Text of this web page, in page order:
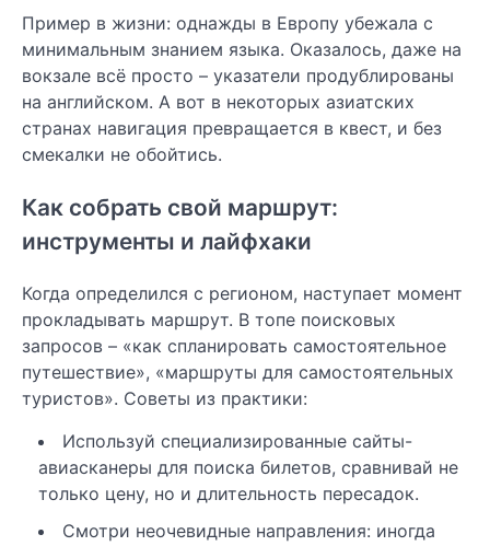
Пример в жизни: однажды в Европу убежала с
минимальным знанием языка. Оказалось, даже на
вокзале всё просто – указатели продублированы
на английском. А вот в некоторых азиатских
странах навигация превращается в квест, и без
смекалки не обойтись.
Как собрать свой маршрут:
инструменты и лайфхаки
Когда определился с регионом, наступает момент
прокладывать маршрут. В топе поисковых
запросов – «как спланировать самостоятельное
путешествие», «маршруты для самостоятельных
туристов». Советы из практики:
Используй специализированные сайты-
авиасканеры для поиска билетов, сравнивай не
только цену, но и длительность пересадок.
Смотри неочевидные направления: иногда